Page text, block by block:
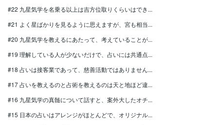
#22 九星気学を名乗る以上は吉方位取りくらいはでき...
#21 よく星ばかりを見るように思えますが、宮も相当...
#20 九星気学を教えるにあたって、考えていることが...
#19 理解している人が少ないだけで、占いには共通点...
#18 占いは接客業であって、慈善活動ではありません...
#17 占いを教えるのと占術を教えるのは天と地ほど違...
#16 九星気学の真髄について話すと、案外大したオチ...
#15 日本の占いはアレンジがほとんどで、オリジナル...